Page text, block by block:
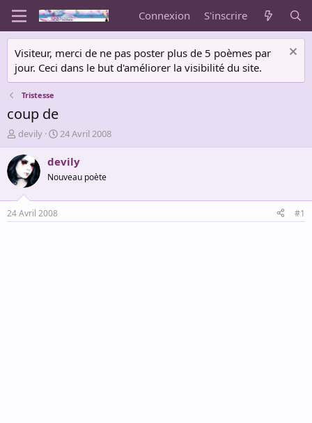
Connexion S'inscrire
Visiteur, merci de ne pas poster plus de 5 poèmes par
jour. Ceci dans le but d'améliorer la visibilité du site.
Tristesse
coup de
A
u
t
e
u
r
d
e
devily
D
a
t
d
é
24 Avril 2008
devily
Nouveau poète
24 Avril 2008 #1